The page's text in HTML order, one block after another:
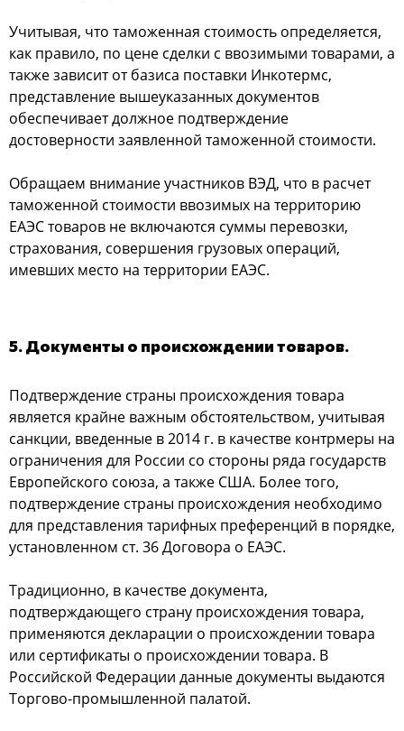
Учитывая, что таможенная стоимость определяется,
как правило, по цене сделки с ввозимыми товарами, а
также зависит от базиса поставки Инкотермс,
представление вышеуказанных документов
обеспечивает должное подтверждение
достоверности заявленной таможенной стоимости.
Обращаем внимание участников ВЭД, что в расчет
таможенной стоимости ввозимых на территорию
ЕАЭС товаров не включаются суммы перевозки,
страхования, совершения грузовых операций,
имевших место на территории ЕАЭС.
5. Документы о происхождении товаров.
Подтверждение страны происхождения товара
является крайне важным обстоятельством, учитывая
санкции, введенные в 2014 г. в качестве контрмеры на
ограничения для России со стороны ряда государств
Европейского союза, а также США. Более того,
подтверждение страны происхождения необходимо
для представления тарифных преференций в порядке,
установленном ст. 36 Договора о ЕАЭС.
Традиционно, в качестве документа,
подтверждающего страну происхождения товара,
применяются декларации о происхождении товара
или сертификаты о происхождении товара. В
Российской Федерации данные документы выдаются
Торгово-промышленной палатой.